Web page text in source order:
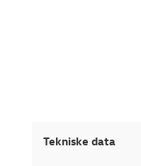
Tekniske data